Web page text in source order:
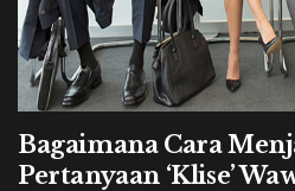
Bagaimana Cara
Pertanyaan ‘Klise’